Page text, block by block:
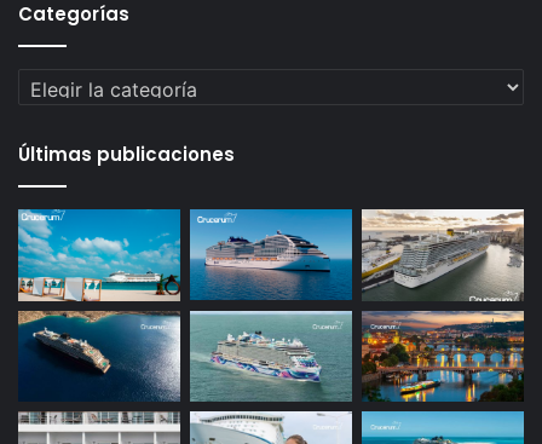
Categorías
Categorías
Últimas publicaciones